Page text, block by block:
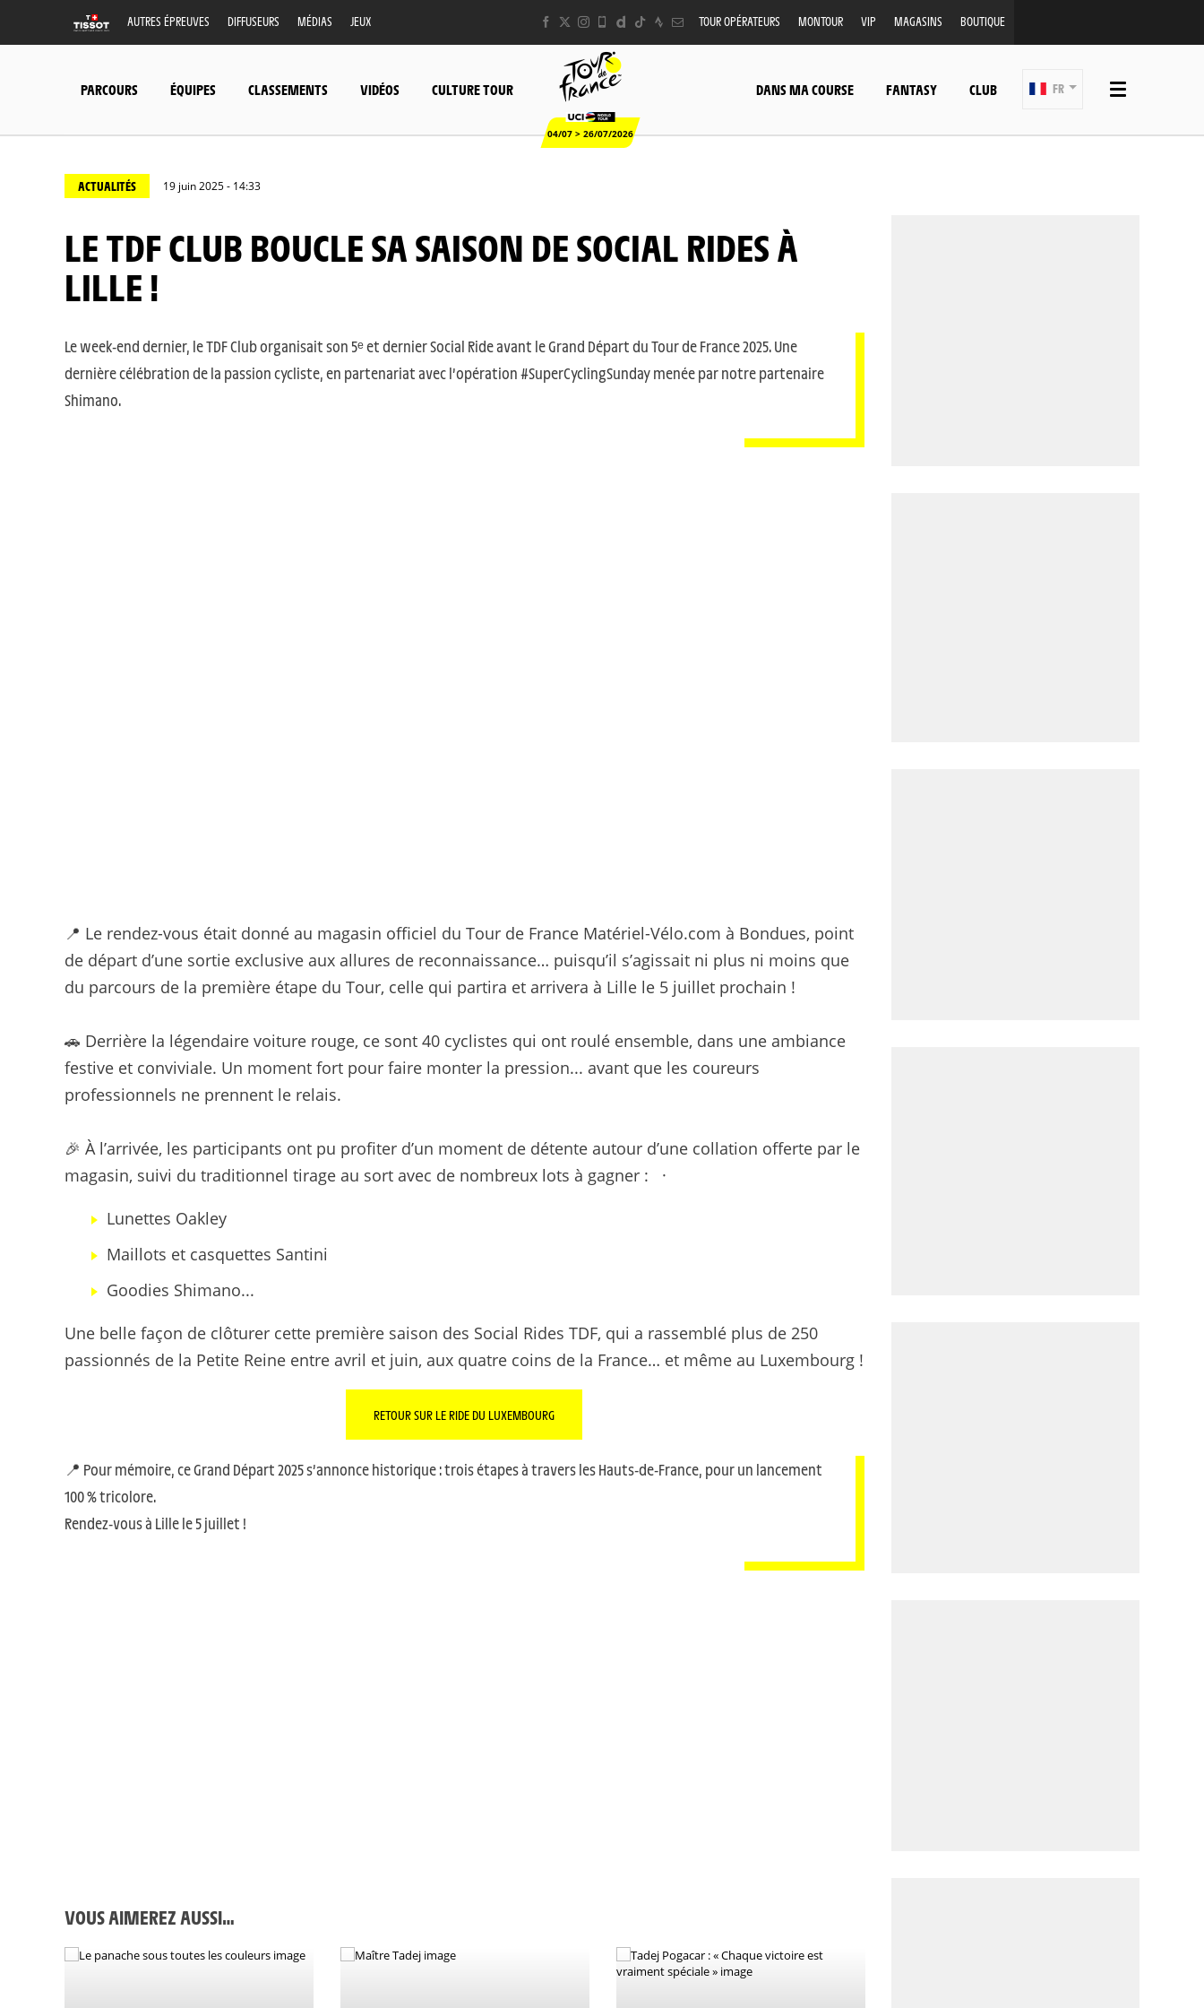
AUTRES ÉPREUVES DIFFUSEURS MÉDIAS JEUX TOUR OPÉRATEURS MONTOUR VIP MAGASINS BOUTIQUE
PARCOURS ÉQUIPES CLASSEMENTS VIDÉOS CULTURE TOUR
04/07 > 26/07/2026
DANS MA COURSE FANTASY CLUB FR
ACTUALITÉS 19 juin 2025 - 14:33
LE TDF CLUB BOUCLE SA SAISON DE SOCIAL RIDES À
LILLE !
Le week-end dernier, le TDF Club organisait son 5ᵉ et dernier Social Ride avant le Grand Départ du Tour de France 2025. Une
dernière célébration de la passion cycliste, en partenariat avec l’opération #SuperCyclingSunday menée par notre partenaire
Shimano.
📍 Le rendez-vous était donné au magasin officiel du Tour de France Matériel-Vélo.com à Bondues, point
de départ d’une sortie exclusive aux allures de reconnaissance… puisqu’il s’agissait ni plus ni moins que
du parcours de la première étape du Tour, celle qui partira et arrivera à Lille le 5 juillet prochain !
🚗 Derrière la légendaire voiture rouge, ce sont 40 cyclistes qui ont roulé ensemble, dans une ambiance
festive et conviviale. Un moment fort pour faire monter la pression... avant que les coureurs
professionnels ne prennent le relais.
🎉 À l’arrivée, les participants ont pu profiter d’un moment de détente autour d’une collation offerte par le
magasin, suivi du traditionnel tirage au sort avec de nombreux lots à gagner : ·
Lunettes Oakley
Maillots et casquettes Santini
Goodies Shimano...
Une belle façon de clôturer cette première saison des Social Rides TDF, qui a rassemblé plus de 250
passionnés de la Petite Reine entre avril et juin, aux quatre coins de la France… et même au Luxembourg !
RETOUR SUR LE RIDE DU LUXEMBOURG
📍 Pour mémoire, ce Grand Départ 2025 s’annonce historique : trois étapes à travers les Hauts-de-France, pour un lancement
100 % tricolore.
Rendez-vous à Lille le 5 juillet !
VOUS AIMEREZ AUSSI…